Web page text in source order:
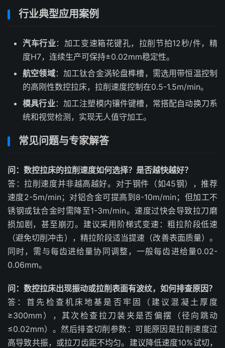
行业典型应用案例
汽车行业：加工变速箱花键孔，拉削节拍12秒/件，精
度H7，连续生产可保持±0.02mm稳定性。
航空领域：加工钛合金涡轮盘榫槽，需选用带恒温控制
的高刚性数控拉床，拉削速度控制在0.5-1.5m/min。
模具行业：加工注塑模内镶件键槽，常搭配自动换刀系
统和视觉检测，实现无人值守加工。
常见问题与专家解答
问：数控拉床的拉削速度如何选择？是否越快越好？
答：拉削速度并非越高越好。对于钢件（如45钢），推荐
速度2-5m/min；对铝合金可提高到8-10m/min；但加工不
锈钢或钛合金时需降至1-3m/min。速度过快会导致拉刀磨
损加剧，甚至崩刃。建议采用阶梯式变速：粗拉阶段低速
（避免切削冲击），精拉阶段适当提速（改善表面质量）。
同时，需与每齿进给量协同调整，一般每齿进给量0.02-
0.06mm。
问：数控拉床出现振动或拉削表面有波纹，如何排查原因？
答：首先检查机床地基是否牢固（建议混凝土厚度
≥300mm），其次检查拉刀装夹是否偏摆（径向跳动
≤0.02mm）。然后排查切削参数：可能原因是拉削速度过
高导致共振，或拉刀齿距不均匀。建议降低速度10%试切，